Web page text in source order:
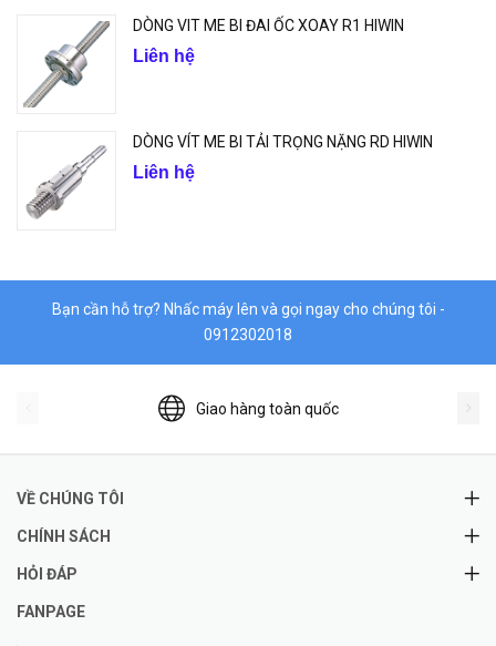
DÒNG VIT ME BI ĐAI ỐC XOAY R1 HIWIN
Liên hệ
DÒNG VÍT ME BI TẢI TRỌNG NẶNG RD HIWIN
Liên hệ
Bạn cần hỗ trợ? Nhấc máy lên và gọi ngay cho chúng tôi -
0912302018
Giao hàng toàn quốc
VỀ CHÚNG TÔI
CHÍNH SÁCH
HỎI ĐÁP
FANPAGE